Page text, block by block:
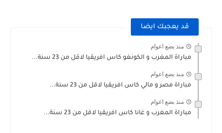
قد يعجبك ايضا
منذ بضع اعوام
مباراة المغرب و الكونغو كاس افريقيا لاقل من 23 سنة...
منذ بضع اعوام
مباراة مصر و مالي كاس افريقيا لاقل من 23 سنة...
منذ بضع اعوام
مباراة المغرب و غانا كاس افريقيا لاقل من 23 سنة...